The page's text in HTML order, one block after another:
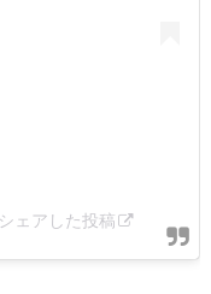
ェアした投稿